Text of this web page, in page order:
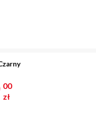
259 zł
00
zł